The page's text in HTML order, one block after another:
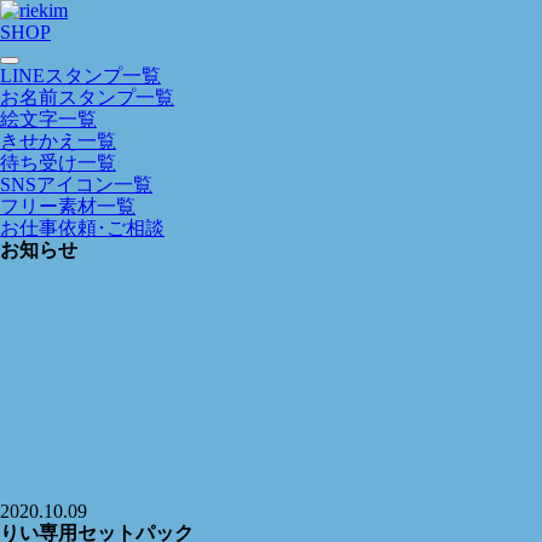
SHOP
LINEスタンプ一覧
お名前スタンプ一覧
絵文字一覧
きせかえ一覧
待ち受け一覧
SNSアイコン一覧
フリー素材一覧
お仕事依頼･ご相談
お知らせ
2020.10.09
りい専用セットパック